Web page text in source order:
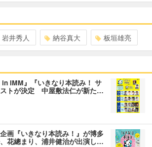
岩井秀人 納谷真大 板垣雄亮
in IMM』『いきなり本読み！ サ
ストが決定 中屋敷法仁が新た…
画『いきなり本読み！』が博多
花總まり、浦井健治が出演し…